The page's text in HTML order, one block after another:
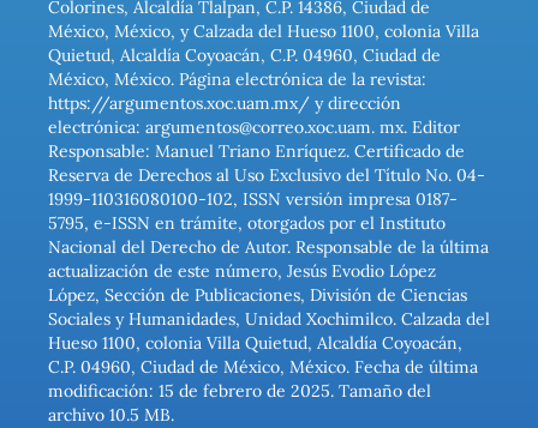
Colorines, Alcaldía Tlalpan, C.P. 14386, Ciudad de
México, México, y Calzada del Hueso 1100, colonia Villa
Quietud, Alcaldía Coyoacán, C.P. 04960, Ciudad de
México, México. Página electrónica de la revista:
https://argumentos.xoc.uam.mx/ y dirección
electrónica: argumentos@correo.xoc.uam. mx. Editor
Responsable: Manuel Triano Enríquez. Certificado de
Reserva de Derechos al Uso Exclusivo del Título No. 04-
1999-110316080100-102, ISSN versión impresa 0187-
5795, e-ISSN en trámite, otorgados por el Instituto
Nacional del Derecho de Autor. Responsable de la última
actualización de este número, Jesús Evodio López
López, Sección de Publicaciones, División de Ciencias
Sociales y Humanidades, Unidad Xochimilco. Calzada del
Hueso 1100, colonia Villa Quietud, Alcaldía Coyoacán,
C.P. 04960, Ciudad de México, México. Fecha de última
modificación: 15 de febrero de 2025. Tamaño del
archivo 10.5 MB.